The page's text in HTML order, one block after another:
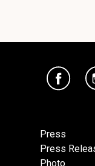
Press
Press
Photo